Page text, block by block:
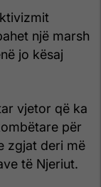
një marsh
jo kësaj
vjetor që ka
për
zgjat deri më
të Njeriut.